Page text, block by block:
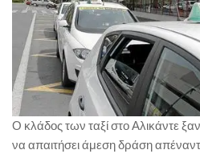
Ο κλάδος των ταξί στο Αλικάντε
να απαιτήσει άμεση δράση